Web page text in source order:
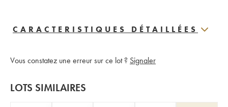
CARACTERISTIQUES DÉTAILLÉES
Vous constatez une erreur sur ce lot ? Signaler
LOTS SIMILAIRES